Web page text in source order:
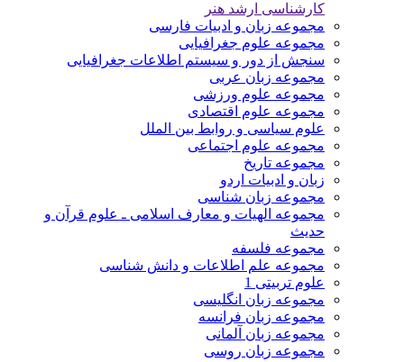
کارشناسی ارشد هنر
مجموعه زبان و ادبیات فارسی
مجموعه علوم جغرافیایی
سنجش از دور و سیستم اطلاعات جغرافیایی
مجموعه زبان عربی
مجموعه علوم ورزشی
مجموعه علوم اقتصادی
علوم سیاسی و روابط بین الملل
مجموعه علوم اجتماعی
مجموعه تاریخ
زبان و ادبیات اردو
مجموعه زبان شناسی
مجموعه الهیات و معارف اسلامی ـ علوم قرآن و
حدیث
مجموعه فلسفه
مجموعه علم اطلاعات و دانش شناسی
علوم تربیتی 1
مجموعه زبان انگلیسی
مجموعه زبان فرانسه
مجموعه زبان آلمانی
مجموعه زبان روسی